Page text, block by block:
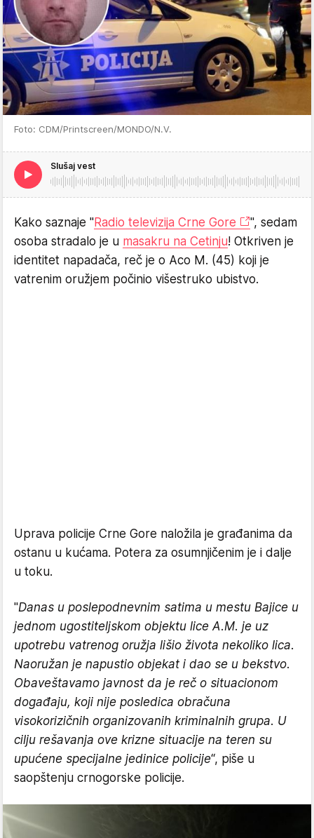
Foto: CDM/Printscreen/MONDO/N.V.
Slušaj vest
Kako saznaje "Radio televizija Crne Gore
", sedam
osoba stradalo je u masakru na Cetinju! Otkriven je
identitet napadača, reč je o Aco M. (45) koji je
vatrenim oružjem počinio višestruko ubistvo.
Uprava policije Crne Gore naložila je građanima da
ostanu u kućama. Potera za osumnjičenim je i dalje
u toku.
"Danas u poslepodnevnim satima u mestu Bajice u
jednom ugostiteljskom objektu lice A.M. je uz
upotrebu vatrenog oružja lišio života nekoliko lica.
Naoružan je napustio objekat i dao se u bekstvo.
Obaveštavamo javnost da je reč o situacionom
događaju, koji nije posledica obračuna
visokorizičnih organizovanih kriminalnih grupa. U
cilju rešavanja ove krizne situacije na teren su
upućene specijalne jedinice policije“, piše u
saopštenju crnogorske policije.